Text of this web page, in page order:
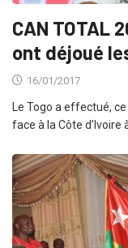
CAN TOTAL
ont déjoué
16/01/2017
Le Togo a effectué,
face à la Côte d’Ivoire